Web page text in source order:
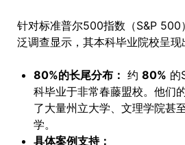
针对标准普尔500指数（S&P 500
泛调查显示，其本科毕业院校呈现
80%的长尾分布： 约 80% 的
科毕业于非常春藤盟校。他们
了大量州立大学、文理学院甚
学。
具体案例支持：